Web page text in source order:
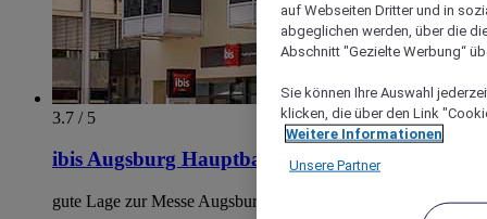
3.7 / 5
ibis Augsburg Hauptbahnhof
gute Lage zur Messe Augsburg
auf Webseiten Dritter und in
abgeglichen werden, über die
Abschnitt "Gezielte Werbung“
Sie können Ihre Auswahl
klicken, die über den Link
Weitere Informationen
Unsere Partner